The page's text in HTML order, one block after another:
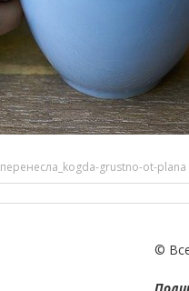
перенесла_kogda-grustno-ot-plana
©